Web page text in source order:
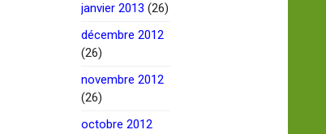
janvier 2013 (26)
décembre 2012
(26)
novembre 2012
(26)
octobre 2012